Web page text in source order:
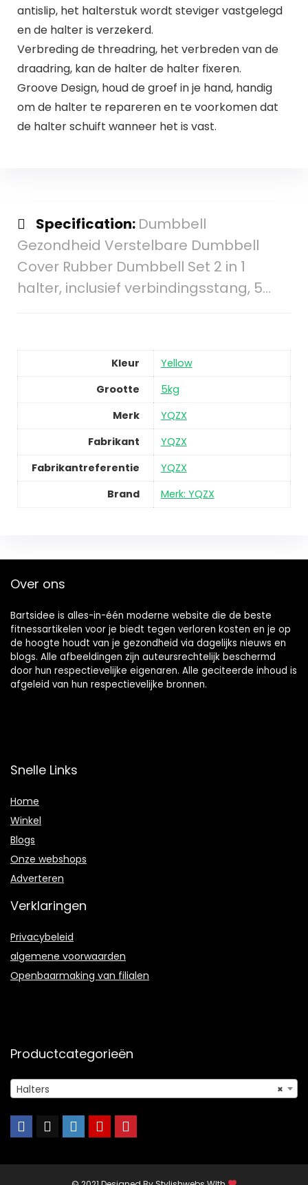
antislip, het halterstuk wordt steviger vastgelegd
en de halter is verzekerd.
Verbreding de threadring, het verbreden van de
draadring, kan de halter de halter fixeren.
Groove Design, houd de groef in je hand, handig
om de halter te repareren en te voorkomen dat
de halter schuift wanneer het is vast.
Specification: Dumbbell
Gezondheid Verstelbare Dumbbell
Cover Rubber Dumbbell Set 2 in 1
halter, inclusief verbindingsstang, 5…
Kleur
Yellow
Grootte
5kg
Merk
YQZX
Fabrikant
YQZX
Fabrikantreferentie
YQZX
Brand
Merk: YQZX
Over ons
Bartsidee is alles-in-één moderne website die de beste
fitnessartikelen voor je biedt tegen verloren kosten en je op
de hoogte houdt van je gezondheid via dagelijks nieuws en
blogs. Alle afbeeldingen zijn auteursrechtelijk beschermd
door hun respectievelijke eigenaren. Alle geciteerde inhoud is
afgeleid van hun respectievelijke bronnen.
Snelle Links
Home
Winkel
Blogs
Onze webshops
Adverteren
Verklaringen
Privacybeleid
algemene voorwaarden
Openbaarmaking van filialen
Productcategorieën
×
Halters